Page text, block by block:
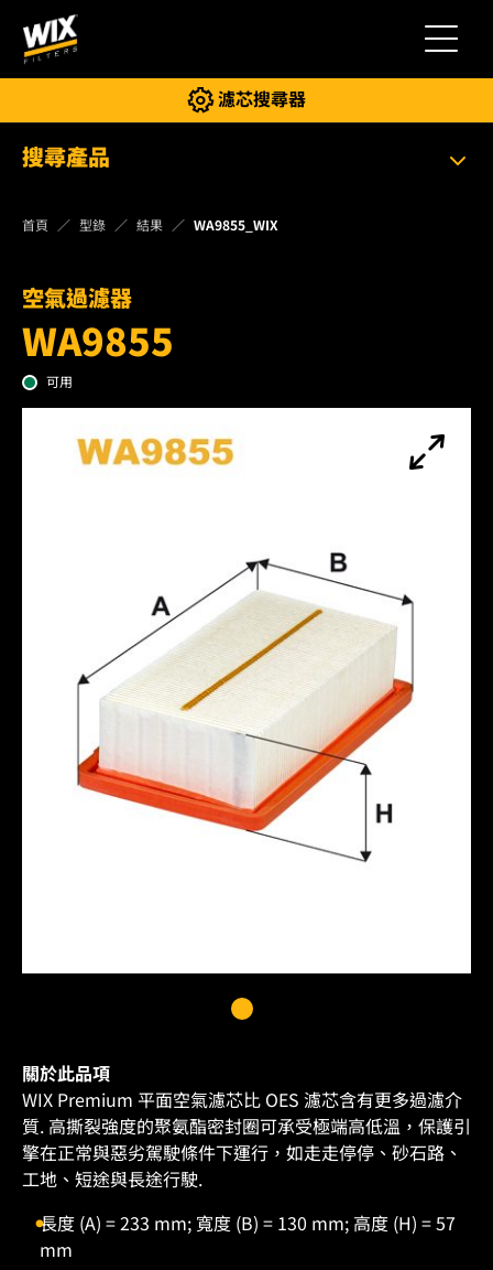
切換導航
濾芯搜尋器
搜尋產品
首頁 型錄 結果 WA9855_WIX
空氣過濾器
WA9855
可用
關於此品項
WIX Premium 平面空氣濾芯比 OES 濾芯含有更多過濾介
質. 高撕裂強度的聚氨酯密封圈可承受極端高低溫，保護引
擎在正常與惡劣駕駛條件下運行，如走走停停、砂石路、
工地、短途與長途行駛.
長度 (A) = 233 mm; 寬度 (B) = 130 mm; 高度 (H) = 57
mm